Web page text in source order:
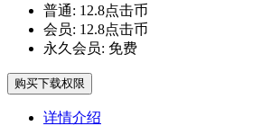
普通: 12.8点击币
会员: 12.8点击币
永久会员: 免费
购买下载权限
详情介绍